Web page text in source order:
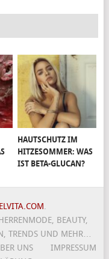
HAUTSCHUTZ IM
HITZESOMMER: WAS
IST BETA-GLUCAN?
.
BEAUTY,
TRENDS UND MEHR…
UNS
IMPRESSUM